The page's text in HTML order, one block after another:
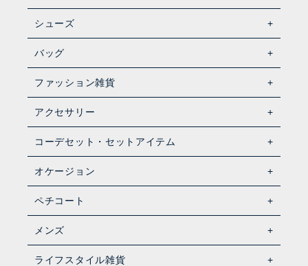
シューズ
バッグ
ファッション雑貨
アクセサリー
コーデセット・セットアイテム
オケージョン
ペチコート
メンズ
ライフスタイル雑貨